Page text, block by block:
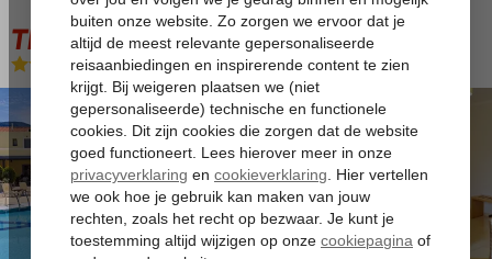
Theofilos Superior Hotel
Logies-Hotel